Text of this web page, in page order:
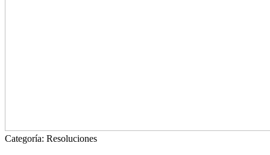
Categoría: Resoluciones